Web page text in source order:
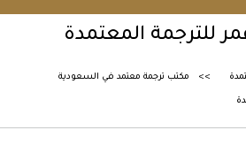
للترجمة المعتمدة
مكتب ترجمة معتمد في السعودية